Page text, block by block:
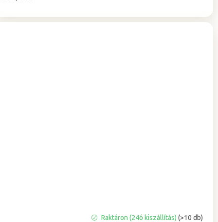
Raktáron (24ó kiszállítás)(>10 db)